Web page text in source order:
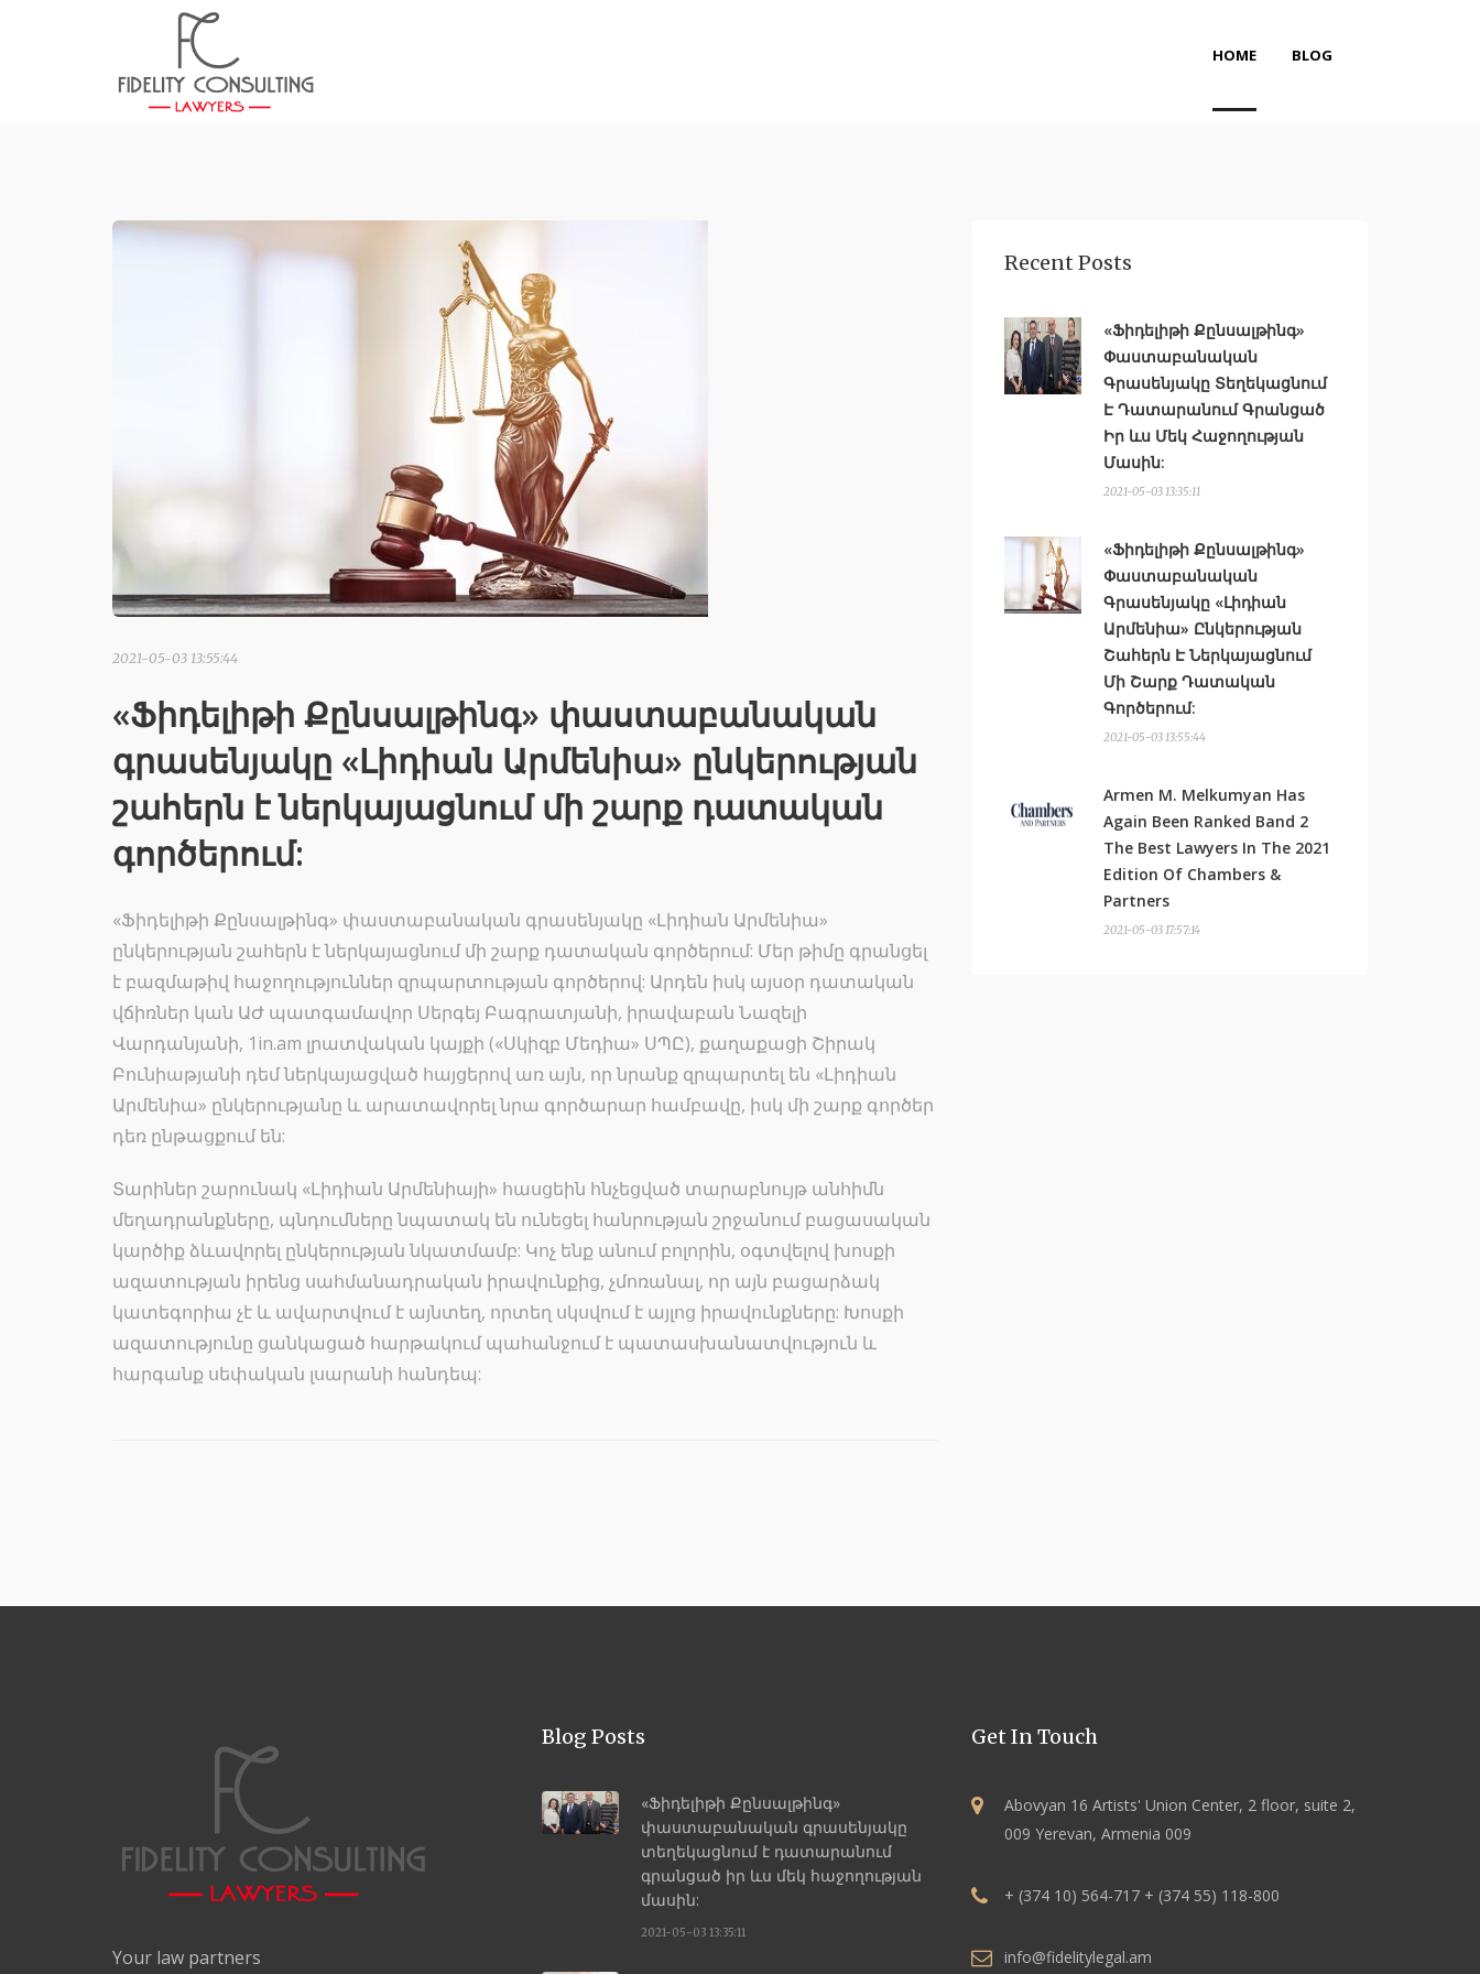
HOME BLOG
2021-05-03 13:55:44
«Ֆիդելիթի Քընսալթինգ» փաստաբանական
գրասենյակը «Լիդիան Արմենիա» ընկերության
շահերն է ներկայացնում մի շարք դատական
գործերում:
«Ֆիդելիթի Քընսալթինգ» փաստաբանական գրասենյակը «Լիդիան Արմենիա»
ընկերության շահերն է ներկայացնում մի շարք դատական գործերում: Մեր թիմը գրանցել
է բազմաթիվ հաջողություններ զրպարտության գործերով: Արդեն իսկ այսօր դատական
վճիռներ կան ԱԺ պատգամավոր Սերգեյ Բագրատյանի, իրավաբան Նազելի
Վարդանյանի, 1in.am լրատվական կայքի («Սկիզբ Մեդիա» ՍՊԸ), քաղաքացի Շիրակ
Բունիաթյանի դեմ ներկայացված հայցերով առ այն, որ նրանք զրպարտել են «Լիդիան
Արմենիա» ընկերությանը և արատավորել նրա գործարար համբավը, իսկ մի շարք գործեր
դեռ ընթացքում են:
Տարիներ շարունակ «Լիդիան Արմենիայի» հասցեին հնչեցված տարաբնույթ անհիմն
մեղադրանքները, պնդումները նպատակ են ունեցել հանրության շրջանում բացասական
կարծիք ձևավորել ընկերության նկատմամբ: Կոչ ենք անում բոլորին, օգտվելով խոսքի
ազատության իրենց սահմանադրական իրավունքից, չմոռանալ, որ այն բացարձակ
կատեգորիա չէ և ավարտվում է այնտեղ, որտեղ սկսվում է այլոց իրավունքները: Խոսքի
ազատությունը ցանկացած հարթակում պահանջում է պատասխանատվություն և
հարգանք սեփական լսարանի հանդեպ:
Recent Posts
«Ֆիդելիթի Քընսալթինգ»
Փաստաբանական
Գրասենյակը Տեղեկացնում
Է Դատարանում Գրանցած
Իր ԵՒս Մեկ Հաջողության
Մասին:
2021-05-03 13:35:11
«Ֆիդելիթի Քընսալթինգ»
Փաստաբանական
Գրասենյակը «Լիդիան
Արմենիա» Ընկերության
Շահերն Է Ներկայացնում
Մի Շարք Դատական
Գործերում:
2021-05-03 13:55:44
Armen M. Melkumyan Has
Again Been Ranked Band 2
The Best Lawyers In The 2021
Edition Of Chambers &
Partners
2021-05-03 17:57:14
Your law partners
Blog Posts
«Ֆիդելիթի Քընսալթինգ»
փաստաբանական գրասենյակը
տեղեկացնում է դատարանում
գրանցած իր ևս մեկ հաջողության
մասին:
2021-05-03 13:35:11
Get In Touch
Abovyan 16 Artists' Union Center, 2 floor, suite 2,
009 Yerevan, Armenia 009
+ (374 10) 564-717 + (374 55) 118-800
info@fidelitylegal.am